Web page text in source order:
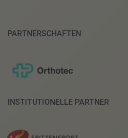
PARTNERSCHAFTEN
INSTITUTIONELLE PARTNER